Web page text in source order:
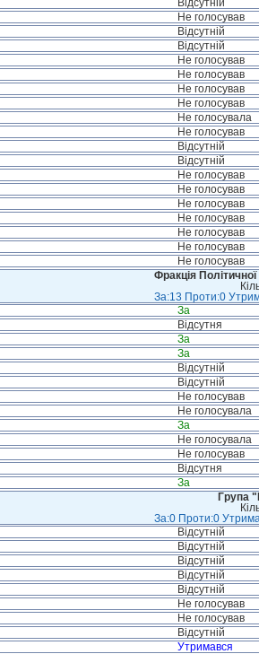
Відсутній
Не голосував
Відсутній
Відсутній
Не голосував
Не голосував
Не голосував
Не голосував
Не голосувала
Не голосував
Відсутній
Відсутній
Не голосував
Не голосував
Не голосував
Не голосував
Не голосував
Не голосував
Не голосував
Фракція
За:13 Проти:0
За
Відсутня
За
За
Відсутній
Відсутній
Не голосував
Не голосувала
За
Не голосувала
Не голосував
Відсутня
За
Група
За:0 Проти:0
Відсутній
Відсутній
Відсутній
Відсутній
Відсутній
Не голосував
Не голосував
Відсутній
Утримався